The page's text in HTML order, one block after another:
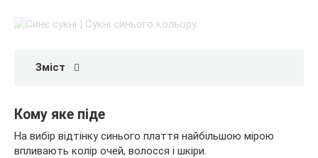
Зміст
Кому яке піде
На вибір відтінку синього плаття найбільшою мірою
впливають колір очей, волосся і шкіри.